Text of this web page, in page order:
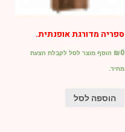
ספריה מדורגת אופנתית.
₪0
הוסף מוצר לסל לקבלת הצעת
מחיר.
הוספה לסל